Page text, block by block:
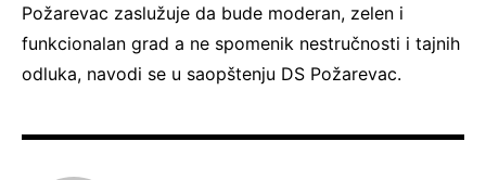
Požarevac zaslužuje da bude moderan, zelen i
funkcionalan grad a ne spomenik nestručnosti i tajnih
odluka, navodi se u saopštenju DS Požarevac.